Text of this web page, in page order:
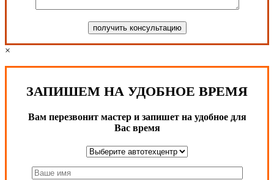
×
ЗАПИШЕМ НА УДОБНОЕ ВРЕМЯ
Вам перезвонит мастер и запишет на удобное для
Вас время